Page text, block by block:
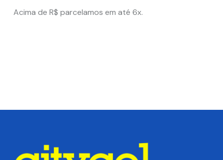
Acima de R$ parcelamos em até 6x.